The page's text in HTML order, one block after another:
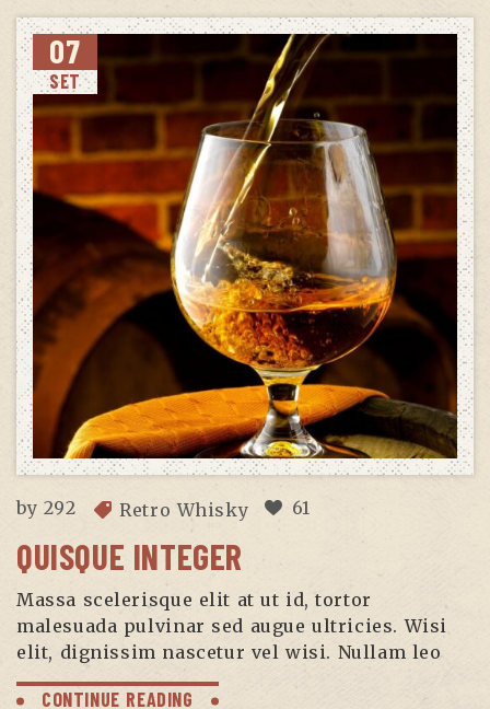
07
SET
by 292 Retro Whisky 61
QUISQUE INTEGER
Massa scelerisque elit at ut id, tortor
malesuada pulvinar sed augue ultricies. Wisi
elit, dignissim nascetur vel wisi. Nullam leo
CONTINUE READING